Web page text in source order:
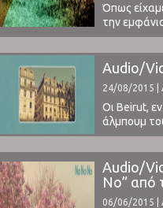
Όπως
την
(διαβάστε
εντύπωση
κύκλου και
κρατήσουν
που έχει
Audio/
24/08/2015 |
Οι Beirut,
άλμπουμ
από την
μετά το No
παρακάτω.
λέγαμε ότι
Audio/
No” από
06/06/2015 |